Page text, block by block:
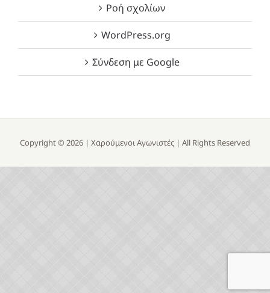
Ροή σχολίων
WordPress.org
Σύνδεση με Google
Copyright © 2026 | Χαρούμενοι Αγωνιστές | All Rights Reserved